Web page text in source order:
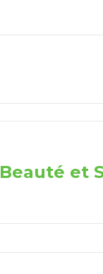
Beauté et